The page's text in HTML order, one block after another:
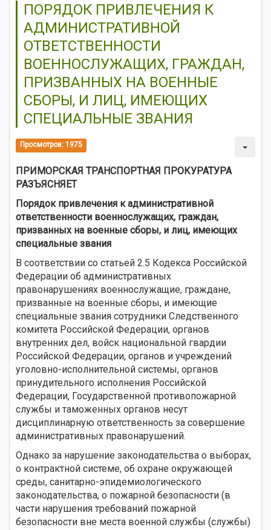
ПОРЯДОК ПРИВЛЕЧЕНИЯ К
АДМИНИСТРАТИВНОЙ
ОТВЕТСТВЕННОСТИ
ВОЕННОСЛУЖАЩИХ, ГРАЖДАН,
ПРИЗВАННЫХ НА ВОЕННЫЕ
СБОРЫ, И ЛИЦ, ИМЕЮЩИХ
СПЕЦИАЛЬНЫЕ ЗВАНИЯ
Просмотров: 1975
ПРИМОРСКАЯ ТРАНСПОРТНАЯ ПРОКУРАТУРА
РАЗЪЯСНЯЕТ
Порядок привлечения к административной
ответственности военнослужащих, граждан,
призванных на военные сборы, и лиц, имеющих
специальные звания
В соответствии со статьей 2.5 Кодекса Российской
Федерации об административных
правонарушениях военнослужащие, граждане,
призванные на военные сборы, и имеющие
специальные звания сотрудники Следственного
комитета Российской Федерации, органов
внутренних дел, войск национальной гвардии
Российской Федерации, органов и учреждений
уголовно-исполнительной системы, органов
принудительного исполнения Российской
Федерации, Государственной противопожарной
службы и таможенных органов несут
дисциплинарную ответственность за совершение
административных правонарушений.
Однако за нарушение законодательства о выборах,
о контрактной системе, об охране окружающей
среды, санитарно-эпидемиологического
законодательства, о пожарной безопасности (в
части нарушения требований пожарной
безопасности вне места военной службы (службы)